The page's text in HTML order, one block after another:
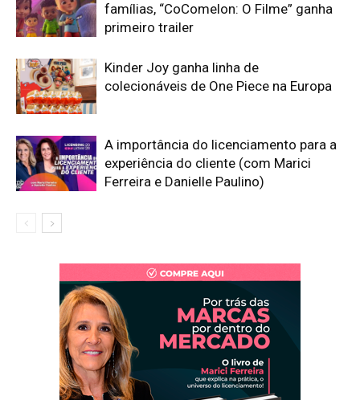
famílias, “CoComelon: O Filme” ganha
primeiro trailer
Kinder Joy ganha linha de
colecionáveis de One Piece na Europa
A importância do licenciamento para a
experiência do cliente (com Marici
Ferreira e Danielle Paulino)